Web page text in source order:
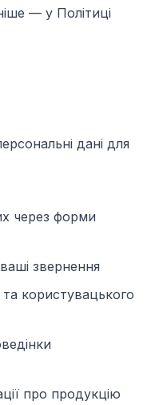
— у Політиці
дані для
через форми
звернення
користувацького
про продукцію